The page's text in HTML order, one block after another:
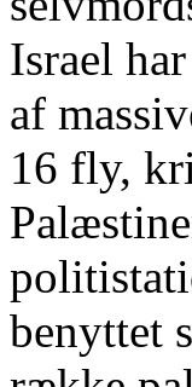
Israel
af
16 fly,
benyttet